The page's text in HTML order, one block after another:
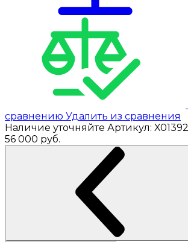
сравнению Удалить из сравнения
Наличие уточняйте Артикул: X01392
56 000 руб.